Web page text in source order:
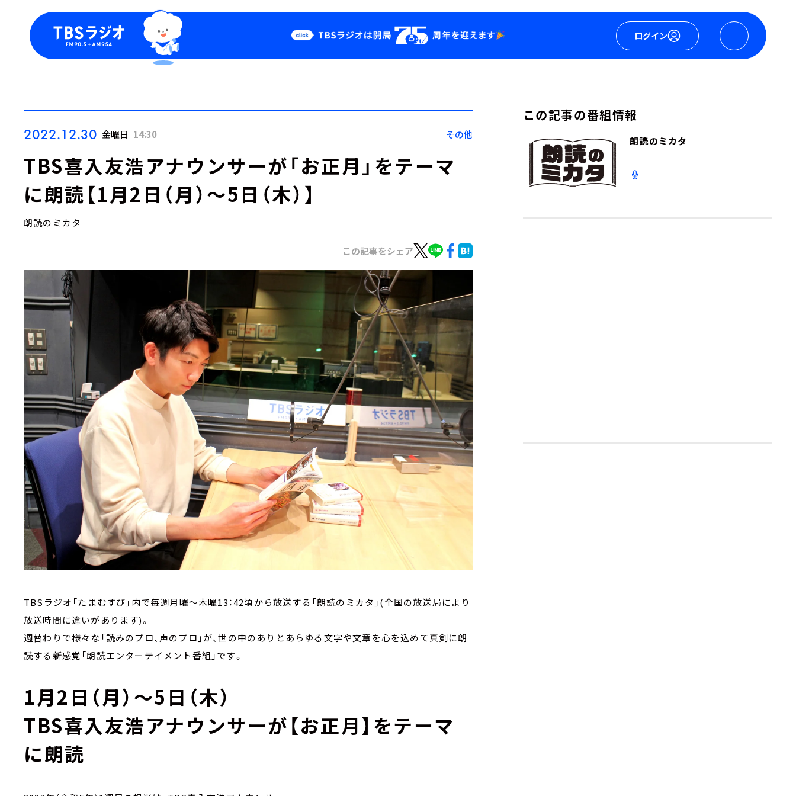
ログイン
Podcast
YouTube
2022.12.30 金曜日 14:30 その他
TBS喜入友浩アナウンサーが「お正月」をテーマ
に朗読【1月2日（月）～5日（木）】
朗読のミカタ
この記事をシェア
TBSラジオ「たまむすび」内で毎週月曜～木曜13：42頃から放送する「朗読のミカタ」(全国の放送局により
放送時間に違いがあります)。
週替わりで様々な「読みのプロ、声のプロ」が、世の中のありとあらゆる文字や文章を心を込めて真剣に朗
読する新感覚「朗読エンターテイメント番組」です。
1月2日（月）～5日（木）
TBS喜入友浩アナウンサーが【お正月】をテーマ
に朗読
この記事の番組情報
朗読のミカタ